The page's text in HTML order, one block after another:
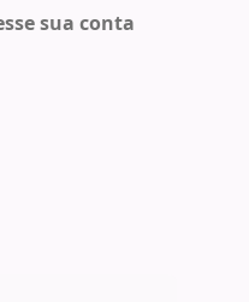
sua conta